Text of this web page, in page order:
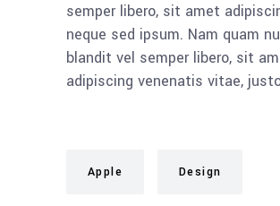
semper libero, sit amet
neque sed ipsum. Nam quam
blandit vel semper libero, sit
adipiscing venenatis vitae,
Apple Design